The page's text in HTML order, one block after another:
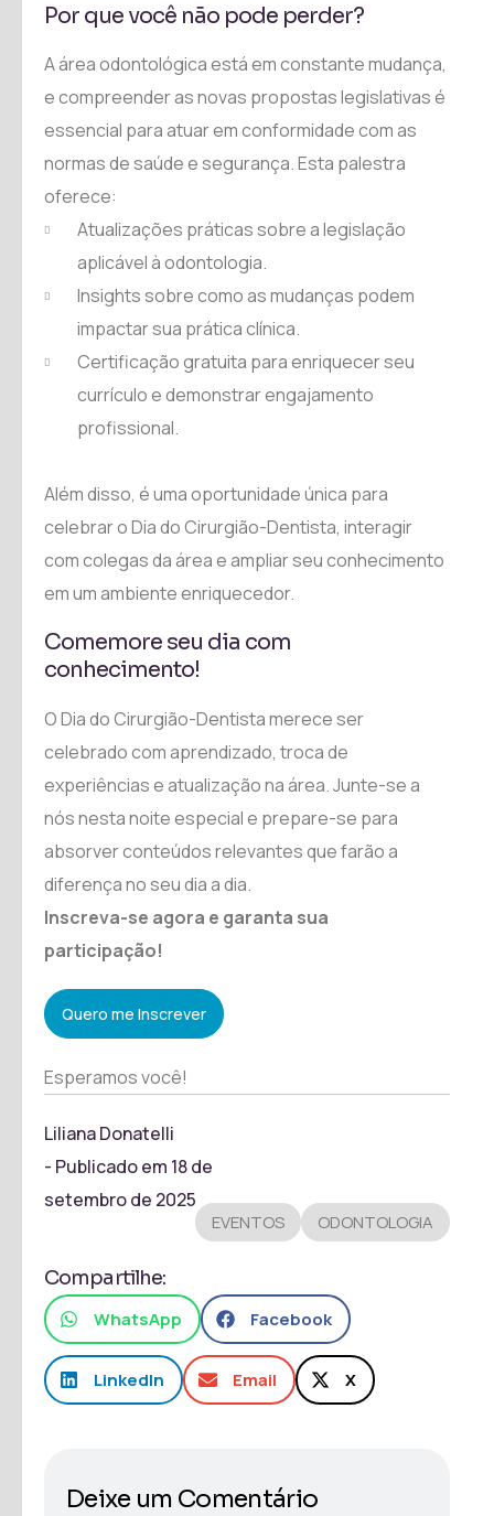
Por que você não pode perder?
A área odontológica está em constante mudança,
e compreender as novas propostas legislativas é
essencial para atuar em conformidade com as
normas de saúde e segurança. Esta palestra
oferece:
Atualizações práticas sobre a legislação
aplicável à odontologia.
Insights sobre como as mudanças podem
impactar sua prática clínica.
Certificação gratuita para enriquecer seu
currículo e demonstrar engajamento
profissional.
Além disso, é uma oportunidade única para
celebrar o Dia do Cirurgião-Dentista, interagir
com colegas da área e ampliar seu conhecimento
em um ambiente enriquecedor.
Comemore seu dia com
conhecimento!
O Dia do Cirurgião-Dentista merece ser
celebrado com aprendizado, troca de
experiências e atualização na área. Junte-se a
nós nesta noite especial e prepare-se para
absorver conteúdos relevantes que farão a
diferença no seu dia a dia.
Inscreva-se agora e garanta sua
participação!
Quero me Inscrever
Esperamos você!
Liliana Donatelli
- Publicado em 18 de
setembro de 2025
EVENTOS ODONTOLOGIA
Compartilhe:
WhatsApp Facebook
LinkedIn Email X
Deixe um Comentário